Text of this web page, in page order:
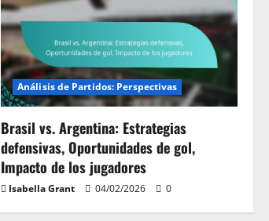
Análisis de Partidos: Perspectivas
Brasil vs. Argentina: Estrategias
defensivas, Oportunidades de gol,
Impacto de los jugadores
Isabella Grant 04/02/2026 0